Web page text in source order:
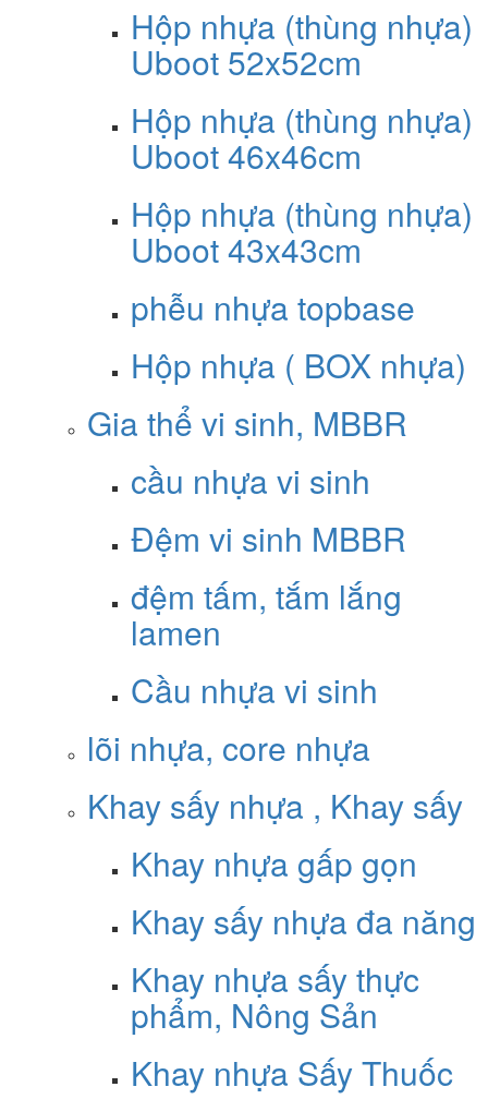
Hộp nhựa (thùng nhựa)
Uboot 52x52cm
Hộp nhựa (thùng nhựa)
Uboot 46x46cm
Hộp nhựa (thùng nhựa)
Uboot 43x43cm
phễu nhựa topbase
Hộp nhựa ( BOX nhựa)
Gia thể vi sinh, MBBR
cầu nhựa vi sinh
Đệm vi sinh MBBR
đệm tấm, tắm lắng
lamen
Cầu nhựa vi sinh
lõi nhựa, core nhựa
Khay sấy nhựa , Khay sấy
Khay nhựa gấp gọn
Khay sấy nhựa đa năng
Khay nhựa sấy thực
phẩm, Nông Sản
Khay nhựa Sấy Thuốc